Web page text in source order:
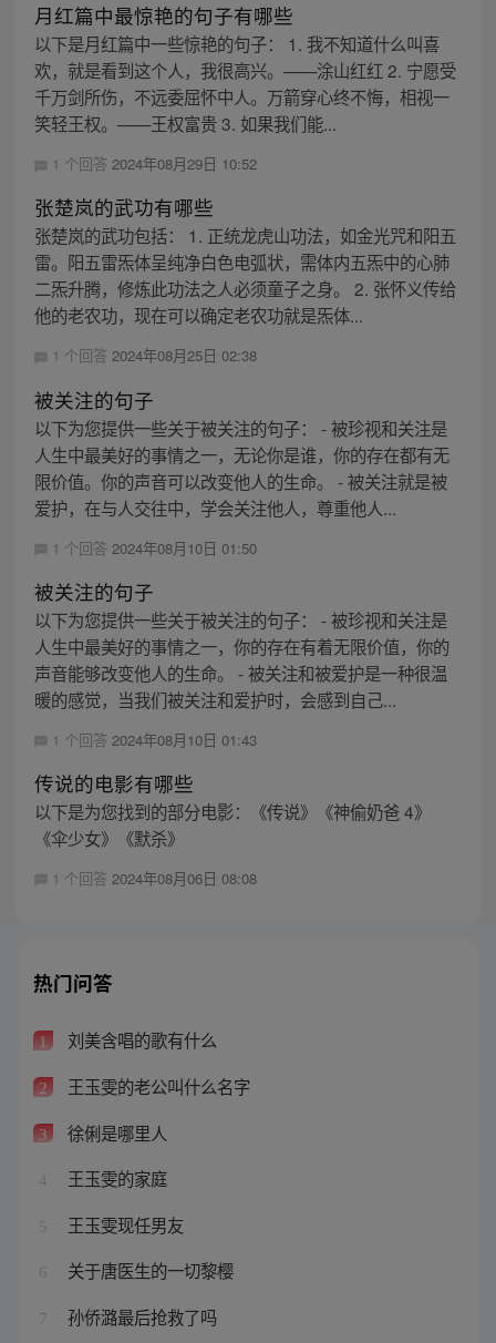
月红篇中最惊艳的句子有哪些
以下是月红篇中一些惊艳的句子： 1. 我不知道什么叫喜
欢，就是看到这个人，我很高兴。——涂山红红 2. 宁愿受
千万剑所伤，不远委屈怀中人。万箭穿心终不悔，相视一
笑轻王权。——王权富贵 3. 如果我们能...
1 个回答 2024年08月29日 10:52
张楚岚的武功有哪些
张楚岚的武功包括： 1. 正统龙虎山功法，如金光咒和阳五
雷。阳五雷炁体呈纯净白色电弧状，需体内五炁中的心肺
二炁升腾，修炼此功法之人必须童子之身。 2. 张怀义传给
他的老农功，现在可以确定老农功就是炁体...
1 个回答 2024年08月25日 02:38
被关注的句子
以下为您提供一些关于被关注的句子： - 被珍视和关注是
人生中最美好的事情之一，无论你是谁，你的存在都有无
限价值。你的声音可以改变他人的生命。 - 被关注就是被
爱护，在与人交往中，学会关注他人，尊重他人...
1 个回答 2024年08月10日 01:50
被关注的句子
以下为您提供一些关于被关注的句子： - 被珍视和关注是
人生中最美好的事情之一，你的存在有着无限价值，你的
声音能够改变他人的生命。 - 被关注和被爱护是一种很温
暖的感觉，当我们被关注和爱护时，会感到自己...
1 个回答 2024年08月10日 01:43
传说的电影有哪些
以下是为您找到的部分电影：《传说》《神偷奶爸 4》
《伞少女》《默杀》
1 个回答 2024年08月06日 08:08
热门问答
1 刘美含唱的歌有什么
2 王玉雯的老公叫什么名字
3 徐俐是哪里人
4 王玉雯的家庭
5 王玉雯现任男友
6 关于唐医生的一切黎樱
7 孙侨潞最后抢救了吗